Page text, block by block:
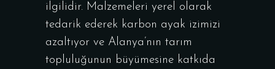
ilgilidir. Malzemeleri yerel olarak
tedarik ederek karbon ayak izimizi
azaltıyor ve Alanya’nın tarım
topluluğunun büyümesine katkıda